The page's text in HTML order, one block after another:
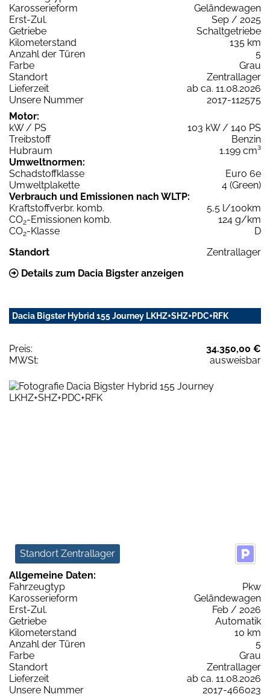
Karosserieform
Geländewagen
Erst-Zul.
Sep / 2025
Getriebe
Schaltgetriebe
Kilometerstand
135 km
Anzahl der Türen
5
Farbe
Grau
Standort
Zentrallager
Lieferzeit
ab ca. 11.08.2026
Unsere Nummer
2017-112575
Motor:
kW / PS
103 kW / 140 PS
Treibstoff
Benzin
Hubraum
1.199 cm³
Umweltnormen:
Schadstoffklasse
Euro 6e
Umweltplakette
4 (Green)
Verbrauch und Emissionen nach WLTP:
Kraftstoffverbr. komb.
5,5 l/100km
CO2-Emissionen komb.
124 g/km
CO2-Klasse
D
Standort
Zentrallager
Details zum Dacia Bigster anzeigen
Dacia Bigster Hybrid 155 Journey LKHZ+SHZ+PDC+RFK
Preis:
34.350,00 €
MWSt:
ausweisbar
Standort Zentrallager
Allgemeine Daten:
Fahrzeugtyp
Pkw
Karosserieform
Geländewagen
Erst-Zul.
Feb / 2026
Getriebe
Automatik
Kilometerstand
10 km
Anzahl der Türen
5
Farbe
Grau
Standort
Zentrallager
Lieferzeit
ab ca. 11.08.2026
Unsere Nummer
2017-466023